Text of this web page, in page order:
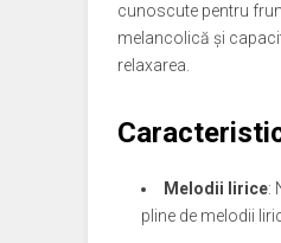
cunoscute pentru
melancolică și
relaxarea.
Melodii lirice:
pline de melodii